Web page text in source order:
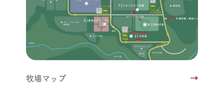
牧場マップ